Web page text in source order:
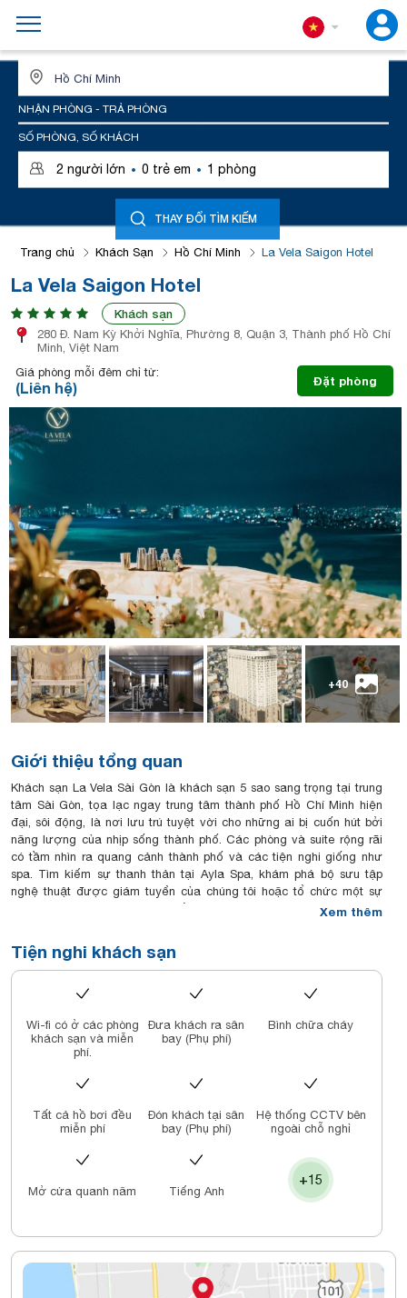
NHẬN PHÒNG - TRẢ PHÒNG
SỐ PHÒNG, SỐ KHÁCH
2 người lớn · 0 trẻ em · 1 phòng
THAY ĐỔI TÌM KIẾM
Trang chủ Khách Sạn Hồ Chí Minh La Vela Saigon Hotel
La Vela Saigon Hotel
Khách sạn
280 Đ. Nam Kỳ Khởi Nghĩa, Phường 8, Quận 3, Thành phố Hồ Chí
Minh, Việt Nam
Giá phòng mỗi đêm chỉ từ:
(Liên hệ) Đặt phòng
+40
Giới thiệu tổng quan
Khách sạn La Vela Sài Gòn là khách sạn 5 sao sang trọng tại trung
tâm Sài Gòn, tọa lạc ngay trung tâm thành phố Hồ Chí Minh hiện
đại, sôi động, là nơi lưu trú tuyệt vời cho những ai bị cuốn hút bởi
năng lượng của nhịp sống thành phố. Các phòng và suite rộng rãi
có tầm nhìn ra quang cảnh thành phố và các tiện nghi giống như
spa. Tìm kiếm sự thanh thản tại Ayla Spa, khám phá bộ sưu tập
nghệ thuật được giám tuyển của chúng tôi hoặc tổ chức một sự
kiện tại một trong những địa điểm khó quên của chúng tôi.Xem thêm
Tiện nghi khách sạn
Wi-fi có ở các phòng
khách sạn và miễn
phí.
Đưa khách ra sân
bay (Phụ phí)
Bình chữa cháy
Tất cả hồ bơi đều
miễn phí
Đón khách tại sân
bay (Phụ phí)
Hệ thống CCTV bên
ngoài chỗ nghỉ
Mở cửa quanh năm Tiếng Anh
+15